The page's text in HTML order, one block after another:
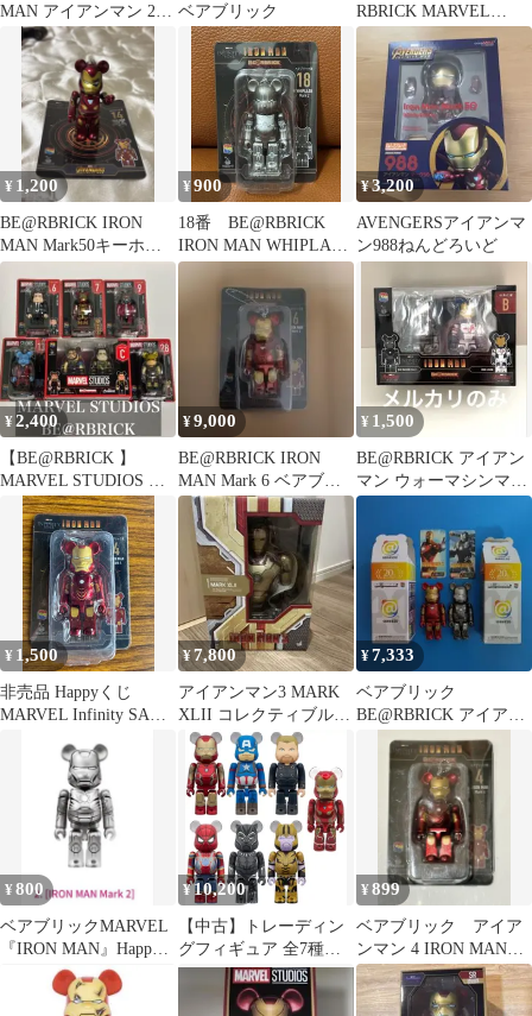
MAN アイアンマン 2種
セット
ベアブリック
RBRICK MARVEL
IRON MAN Mark 5
¥ 1,200
BE@RBRICK IRON
MAN Mark50キーホル
ダー
¥900
18番 BE@RBRICK
IRON MAN WHIPLASH
Mark2
¥3,200
AVENGERSアイアンマ
ン988ねんどろいど
¥2,400
【BE@RBRICK 】
MARVEL STUDIOS フ
ィギュアセット
¥9,000
BE@RBRICK IRON
MAN Mark 6 ベアブリ
ック
¥ 1,500
BE@RBRICK アイアン
マン ウォーマシンマー
ク2 & アイアンレギオ
¥ 1,500
非売品 Happyくじ
MARVEL Infinity SAGA
ク賞 BE@RBRICK
IRON MAN Mark 4（ア
イアンマン マーク4）
¥7,800
アイアンマン3 MARK
XLII コレクティブルバ
スト
¥7,333
ベアブリック
BE@RBRICK アイアン
マン 2 IRON MAN 2
¥800
ベアブリックMARVEL
『IRON MAN』Happy
くじBE@RBRICK
¥10,200
【中古】トレーディン
グフィギュア 全7種セ
ット 「BE＠RBRICK-ベ
アブリック- CHASE
¥899
ベアブリック アイア
ンマン 4 IRON MAN
Mark4 ハッピーくじ